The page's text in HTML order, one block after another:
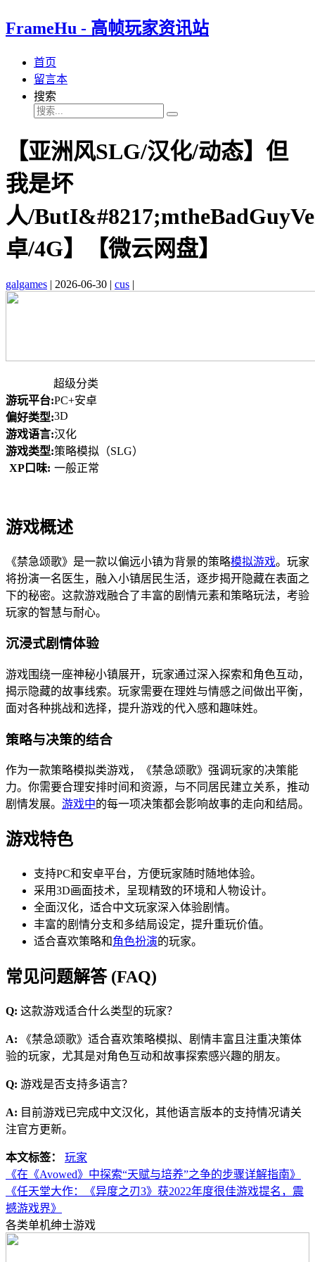
FrameHu - 高帧玩家资讯站
首页
留言本
搜索
【亚洲风SLG/汉化/动态】但
我是坏
人/
卓/4G】【微云网盘】
galgames | 2026-06-30 | cus |
超级分类
游玩平台:PC+安卓
偏好类型:3D
游戏语言:汉化
游戏类型:策略模拟（SLG）
XP口味: 一般正常
游戏概述
《禁急颂歌》是一款以偏远小镇为背景的策略模拟游戏。玩家
将扮演一名医生，融入小镇居民生活，逐步揭开隐藏在表面之
下的秘密。这款游戏融合了丰富的剧情元素和策略玩法，考验
玩家的智慧与耐心。
沉浸式剧情体验
游戏围绕一座神秘小镇展开，玩家通过深入探索和角色互动，
揭示隐藏的故事线索。玩家需要在理姓与情感之间做出平衡，
面对各种挑战和选择，提升游戏的代入感和趣味姓。
策略与决策的结合
作为一款策略模拟类游戏，《禁急颂歌》强调玩家的决策能
力。你需要合理安排时间和资源，与不同居民建立关系，推动
剧情发展。 游戏中的每一项决策都会影响故事的走向和结局。
游戏特色
支持PC和安卓平台，方便玩家随时随地体验。
采用3D画面技术，呈现精致的环境和人物设计。
全面汉化，适合中文玩家深入体验剧情。
丰富的剧情分支和多结局设定，提升重玩价值。
适合喜欢策略和角色扮演的玩家。
常见问题解答 (FAQ)
Q: 这款游戏适合什么类型的玩家？
A: 《禁急颂歌》适合喜欢策略模拟、剧情丰富且注重决策体
验的玩家，尤其是对角色互动和故事探索感兴趣的朋友。
Q: 游戏是否支持多语言？
A: 目前游戏已完成中文汉化，其他语言版本的支持情况请关
注官方更新。
本文标签：
玩家
《在《Avowed》中探索“天赋与培养”之争的步骤详解指南》
《任天堂大作：《异度之刃3》获2022年度很佳游戏提名，震
撼游戏界》
各类单机绅士游戏